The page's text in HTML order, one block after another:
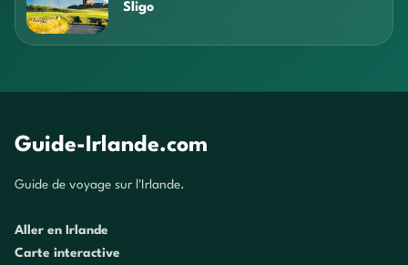
Sligo
Guide-Irlande.com
Guide de voyage sur l'Irlande.
Aller en Irlande
Carte interactive